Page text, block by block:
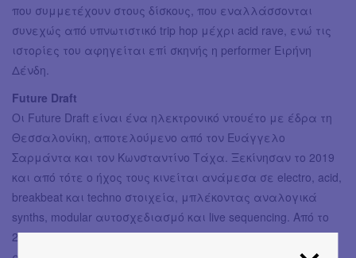
που συμμετέχουν στους δίσκους, που εναλλάσσονται
συνεχώς από υπνωτιστικό trip hop μέχρι acid rave, ενώ τις
ιστορίες του αφηγείται επί σκηνής η performer Ειρήνη
Δένδη.
Future Draft
Οι Future Draft είναι ένα ηλεκτρονικό ντουέτο με έδρα τη
Θεσσαλονίκη, αποτελούμενο από τον Ευάγγελο
Σαρμάντα και τον Κωνσταντίνο Τάχα. Ξεκίνησαν το 2019
και από τότε ο ήχος τους κινείται ανάμεσα σε electro, acid,
breakbeat και techno στοιχεία, μπλέκοντας αναλογικά
synths, modular αυτοσχεδιασμό και live sequencing. Από το
2022 εμφανίζονται αποκλειστικά με dawless, πλήρως